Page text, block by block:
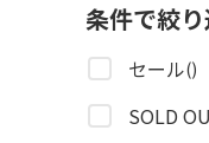
条件で絞
セール()
SOLD